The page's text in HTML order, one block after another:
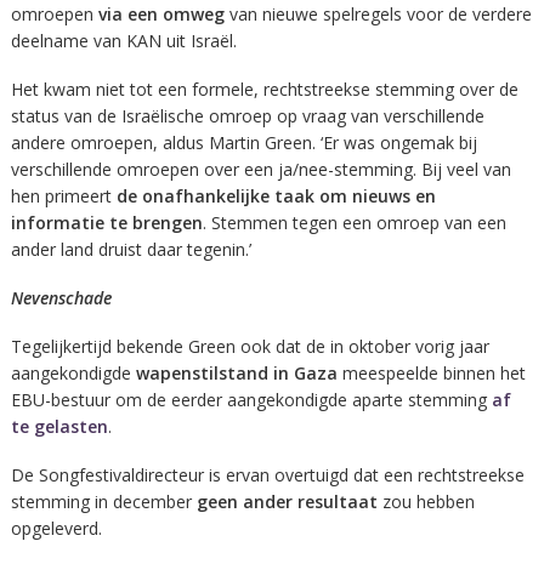
omroepen via een omwegvan nieuwe spelregels voor de verdere
deelname van KAN uit Israël.
Het kwam niet tot een formele, rechtstreekse stemming over de
status van de Israëlische omroep op vraag van verschillende
andere omroepen, aldus Martin Green. ‘Er was ongemak bij
verschillende omroepen over een ja/nee-stemming. Bij veel van
hen primeert de onafhankelijke taak om nieuws en
informatie te brengen. Stemmen tegen een omroep van een
ander land druist daar tegenin.’
Nevenschade
Tegelijkertijd bekende Green ook dat de in oktober vorig jaar
aangekondigde wapenstilstand in Gaza meespeelde binnen het
EBU-bestuur om de eerder aangekondigde aparte stemming af
te gelasten.
De Songfestivaldirecteur is ervan overtuigd dat een rechtstreekse
stemming in december geen ander resultaat zou hebben
opgeleverd.